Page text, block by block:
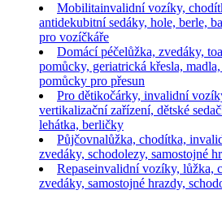
Mobilitainvalidní vozíky,
antidekubitní sedáky, hole, berle,
pro vozíčkáře
Domácí péčelůžka, zvedáky,
pomůcky, geriatrická křesla,
pomůcky pro přesun
Pro dětikočárky, invalidní
vertikalizační zařízení, dětské
lehátka, berličky
Půjčovnalůžka, chodítka,
zvedáky, schodolezy, samostojné
Repaseinvalidní vozíky, lůžka,
zvedáky, samostojné hrazdy,